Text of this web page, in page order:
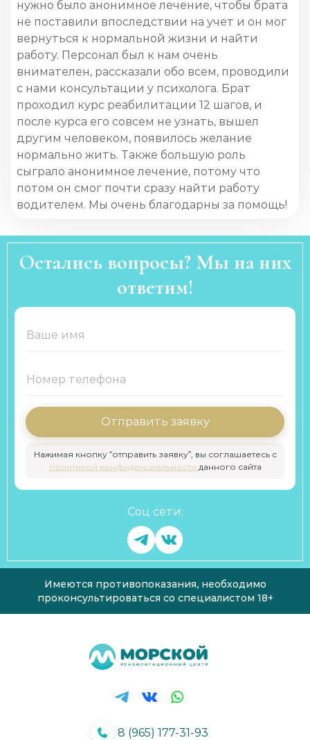
нужно было анонимное лечение, чтобы брата
не поставили впоследствии на учет и он мог
вернуться к нормальной жизни и найти
работу. Персонал был к нам очень
внимателен, рассказали обо всем, проводили
с нами консультации у психолога. Брат
проходил курс реабилитации 12 шагов, и
после курса его совсем не узнать, вышел
другим человеком, появилось желание
нормально жить. Также большую роль
сыграло анонимное лечение, потому что
потом он смог почти сразу найти работу
водителем. Мы очень благодарны за помощь!
Остались вопросы? Мы на них
ответим!
Отправить заявку
Нажимая кнопку “отправить заявку”, вы соглашаетесь с
политикой конфиденциальности данного сайта
Соц сети:
Имеются противопоказания, необходимо
проконсультироваться со специалистом 18+
8 (965) 177-31-93